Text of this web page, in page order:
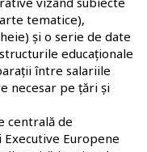
tematice),
) și o serie de date
educaționale
între salariile
necesar pe țări și
centrală de
Europene